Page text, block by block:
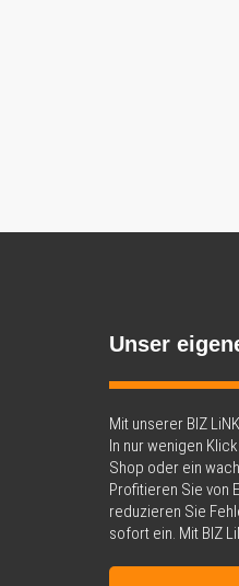
Unser
Mit unserer BIZ
In nur wenigen
Shop oder ein
Profitieren Sie von
reduzieren Sie
sofort ein. Mit BIZ